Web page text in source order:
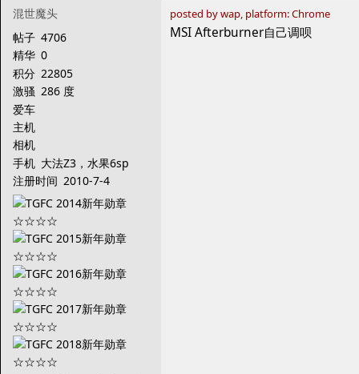
混世魔头
帖子 4706
精华 0
积分 22805
激骚 286 度
爱车
主机
相机
手机 大法Z3，水果6sp
注册时间 2010-7-4
posted by wap, platform: Chrome
MSI Afterburner自己调呗